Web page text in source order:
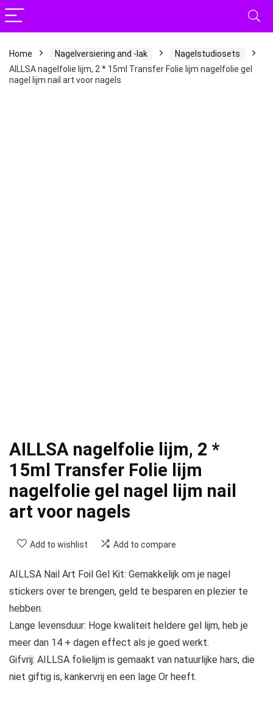
Home Nagelversiering and -lak
Nagelstudiosets
AILLSA nagelfolie lijm, 2 * 15ml Transfer Folie lijm nagelfolie gel
nagel lijm nail art voor nagels
AILLSA nagelfolie lijm, 2 *
15ml Transfer Folie lijm
nagelfolie gel nagel lijm nail
art voor nagels
Add to wishlist Add to compare
AILLSA Nail Art Foil Gel Kit: Gemakkelijk om je nagel
stickers over te brengen, geld te besparen en plezier te
hebben.
Lange levensduur: Hoge kwaliteit heldere gel lijm, heb je
meer dan 14 + dagen effect als je goed werkt.
Gifvrij: AILLSA folielijm is gemaakt van natuurlijke hars, die
niet giftig is, kankervrij en een lage Or heeft.